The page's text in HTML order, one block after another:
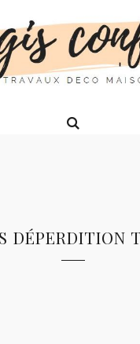
déperdition